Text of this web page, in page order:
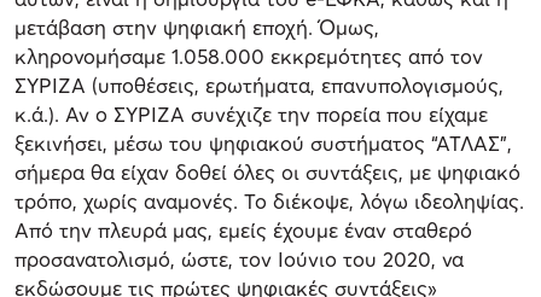
μετάβαση στην ψηφιακή εποχή. Όμως,
κληρονομήσαμε 1.058.000 εκκρεμότητες από τον
ΣΥΡΙΖΑ (υποθέσεις, ερωτήματα, επανυπολογισμούς,
κ.ά.). Αν ο ΣΥΡΙΖΑ συνέχιζε την πορεία που είχαμε
ξεκινήσει, μέσω του ψηφιακού συστήματος “ΑΤΛΑΣ”,
σήμερα θα είχαν δοθεί όλες οι συντάξεις, με ψηφιακό
τρόπο, χωρίς αναμονές. Το διέκοψε, λόγω ιδεοληψίας.
Από την πλευρά μας, εμείς έχουμε έναν σταθερό
προσανατολισμό, ώστε, τον Ιούνιο του 2020, να
εκδώσουμε τις πρώτες ψηφιακές συντάξεις»